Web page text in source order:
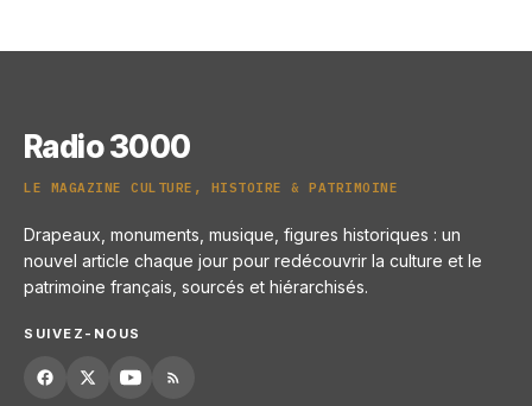
Radio 3000
LE MAGAZINE CULTURE, HISTOIRE & PATRIMOINE
Drapeaux, monuments, musique, figures historiques : un
nouvel article chaque jour pour redécouvrir la culture et le
patrimoine français, sourcés et hiérarchisés.
SUIVEZ-NOUS